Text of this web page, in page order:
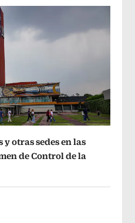
y otras sedes en las
de Control de la